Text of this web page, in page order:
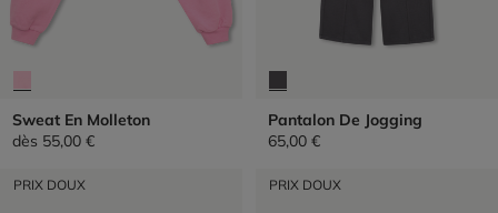
Sweat En Molleton
dès 55,00 €
Pantalon De Jogging
65,00 €
PRIX DOUX PRIX DOUX